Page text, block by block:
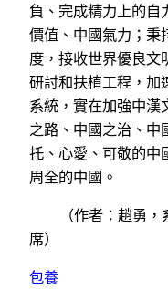
負、完成精力上的自
價值、中國氣力；秉
度，接收世界優良文
研討和扶植工程，加
系統，實在加強中漢
之路、中國之治、中
托、心愛、可敬的中
周全的中國。
（作者：趙勇
席）
包養